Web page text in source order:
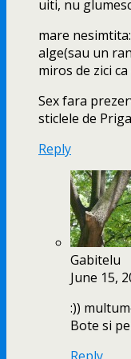
uiti, nu
mare
alge(sau un
miros de zici
Sex fara
sticlele de
Reply
Gabitelu
June 15,
:))
Bote si